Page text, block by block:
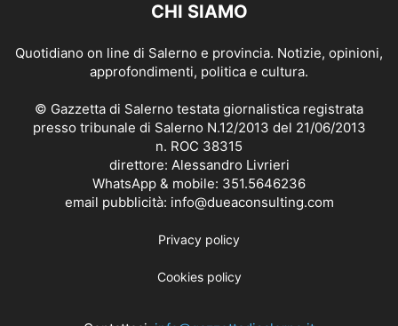
CHI SIAMO
Quotidiano on line di Salerno e provincia. Notizie, opinioni,
approfondimenti, politica e cultura.
© Gazzetta di Salerno testata giornalistica registrata
presso tribunale di Salerno N.12/2013 del 21/06/2013
n. ROC 38315
direttore: Alessandro Livrieri
WhatsApp & mobile: 351.5646236
email pubblicità: info@dueaconsulting.com
Privacy policy
Cookies policy